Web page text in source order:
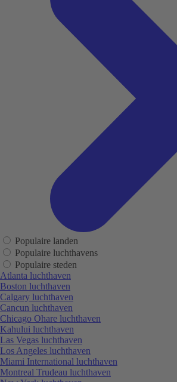
Populaire landen
Populaire luchthavens
Populaire steden
Atlanta luchthaven
Boston luchthaven
Calgary luchthaven
Cancun luchthaven
Chicago Ohare luchthaven
Kahului luchthaven
Las Vegas luchthaven
Los Angeles luchthaven
Miami International luchthaven
Montreal Trudeau luchthaven